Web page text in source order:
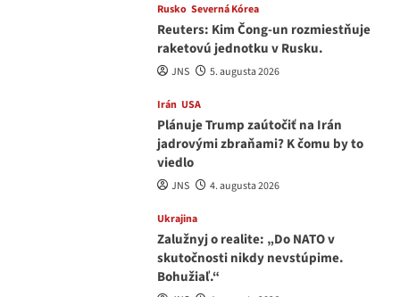
Rusko Severná Kórea
Reuters: Kim Čong-un rozmiestňuje
raketovú jednotku v Rusku.
JNS 5. augusta 2026
Irán USA
Plánuje Trump zaútočiť na Irán
jadrovými zbraňami? K čomu by to
viedlo
JNS 4. augusta 2026
Ukrajina
Zalužnyj o realite: „Do NATO v
skutočnosti nikdy nevstúpime.
Bohužiaľ.“